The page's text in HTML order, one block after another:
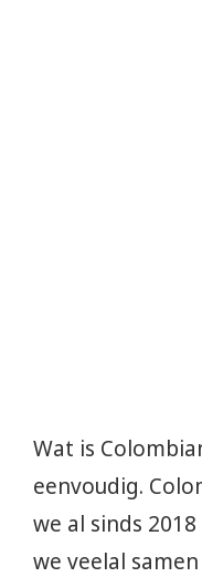
Wat is
eenvoudig.
we al sinds
we veelal samen